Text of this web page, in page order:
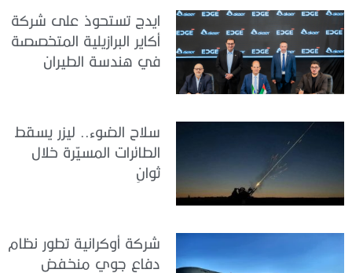
ايدج تستحوذ على شركة
أكاير البرازيلية المتخصصة
في هندسة الطيران
سلاح الضوء.. ليزر يسقط
الطائرات المسيّرة خلال
ثوانٍ
شركة أوكرانية تطور نظام
دفاع جوي منخفض